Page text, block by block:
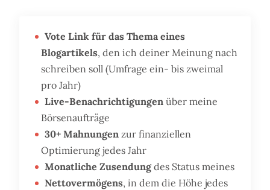
Vote Link für das Thema eines
Blogartikels, den ich deiner Meinung nach
schreiben soll (Umfrage ein- bis zweimal
pro Jahr)
Live-Benachrichtigungen über meine
Börsenaufträge
30+ Mahnungen zur finanziellen
Optimierung jedes Jahr
Monatliche Zusendungdes Status meines
Nettovermögens, in dem die Höhe jedes